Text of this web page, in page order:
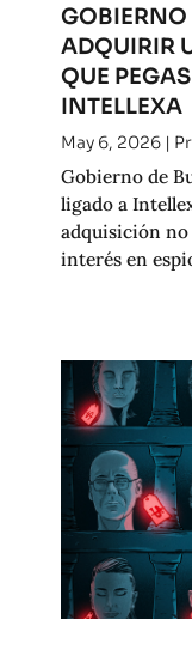
GOBIERNO
ADQUIRIR
QUE
INTELLEXA
May 6, 2026|
Gobierno de
ligado a
adquisición no
interés en